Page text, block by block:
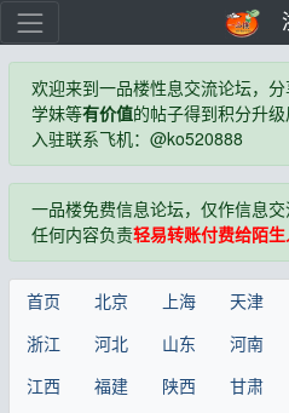
欢迎来到一品楼性息交流论坛，
学妹等有价值的帖子得到积分升
入驻联系飞机：@ko520888
一品楼免费信息论坛，仅作信息
任何内容负责轻易转账付费给陌
首页 北京 上海 天津
浙江
河北 山东 河南
江西
福建 陕西 甘肃